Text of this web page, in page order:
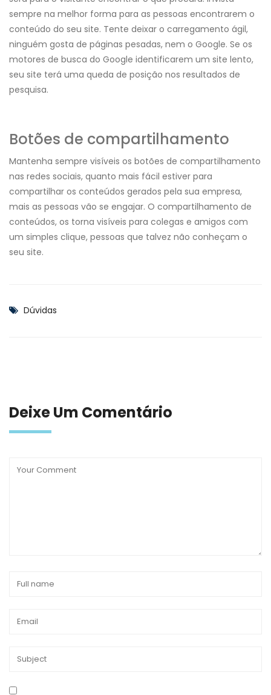
sempre na melhor forma para as pessoas encontrarem o
conteúdo do seu site. Tente deixar o carregamento ágil,
ninguém gosta de páginas pesadas, nem o Google. Se os
motores de busca do Google identificarem um site lento,
seu site terá uma queda de posição nos resultados de
pesquisa.
Botões de compartilhamento
Mantenha sempre visíveis os botões de compartilhamento
nas redes sociais, quanto mais fácil estiver para
compartilhar os conteúdos gerados pela sua empresa,
mais as pessoas vão se engajar. O compartilhamento de
conteúdos, os torna visíveis para colegas e amigos com
um simples clique, pessoas que talvez não conheçam o
seu site.
Dúvidas
Deixe Um Comentário